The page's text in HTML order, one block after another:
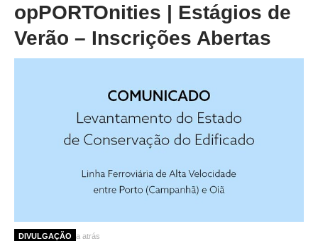
opPORTOnities | Estágios de
Verão – Inscrições Abertas
DIVULGAÇÃO
8 meses 1 semana atrás